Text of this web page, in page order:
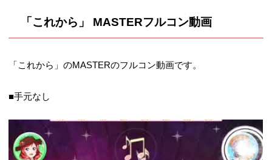
「これから」 MASTERフルコン動画
「これから」のMASTERのフルコン動画です。
■手元なし